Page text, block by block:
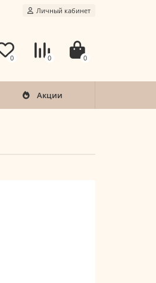
Личный кабинет
0 0 0
Акции